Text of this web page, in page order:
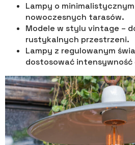
Lampy o
nowoczesnych tarasów.
Modele w stylu vintage –
rustykalnych przestrzeni.
Lampy z regulowanym
dostosować intensywność